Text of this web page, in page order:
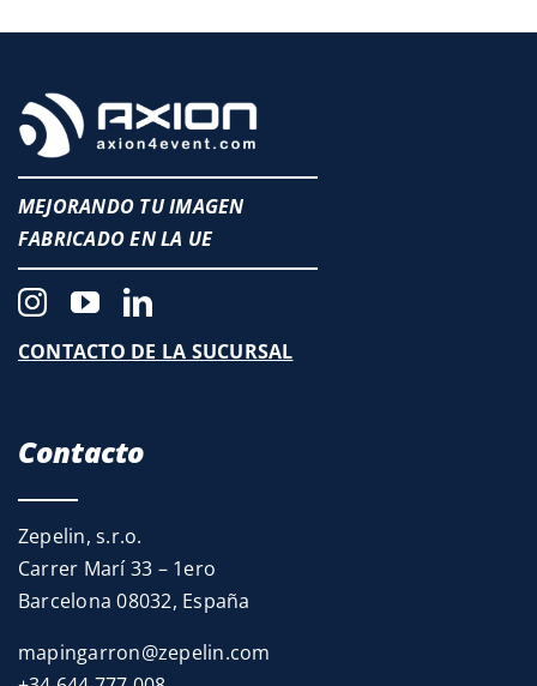
MEJORANDO TU IMAGEN
FABRICADO EN LA UE
CONTACTO DE LA SUCURSAL
Contacto
Zepelin, s.r.o.
Carrer Marí 33 – 1ero
Barcelona 08032, España
mapingarron@zepelin.com